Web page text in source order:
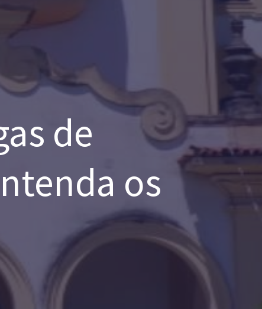
de
os